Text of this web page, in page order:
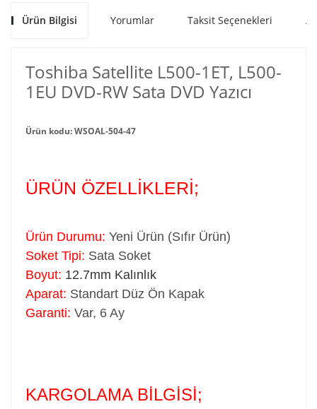
Ürün Bilgisi Yorumlar Taksit Seçenekleri
Toshiba Satellite L500-1ET, L500-
1EU DVD-RW Sata DVD Yazıcı
Ürün kodu: WSOAL-504-47
ÜRÜN ÖZELLİKLERİ;
Ürün Durumu: Yeni Ürün (Sıfır Ürün)
Soket Tipi: Sata Soket
Boyut: 12.7mm Kalınlık
Aparat: Standart Düz Ön Kapak
Garanti: Var, 6 Ay
KARGOLAMA BİLGİSİ;